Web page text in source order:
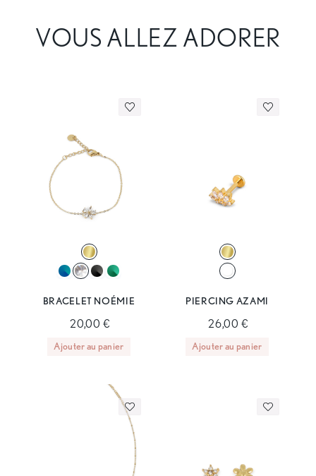
VOUS ALLEZ ADORER
BRACELET NOÉMIE
20,00 €
Ajouter au panier
PIERCING AZAMI
26,00 €
Ajouter au panier